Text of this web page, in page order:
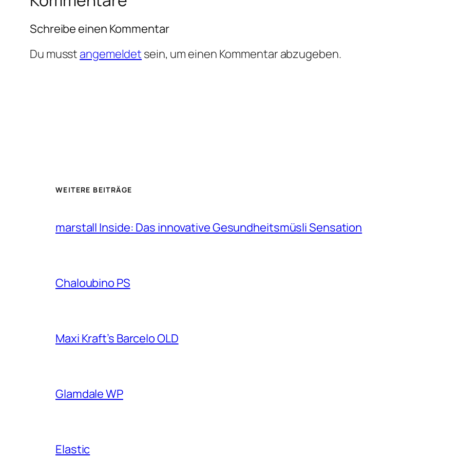
Schreibe einen Kommentar
Du musst angemeldet sein, um einen Kommentar abzugeben.
WEITERE BEITRÄGE
marstall Inside: Das innovative Gesundheitsmüsli Sensation
Chaloubino PS
Maxi Kraft’s Barcelo OLD
Glamdale WP
Elastic